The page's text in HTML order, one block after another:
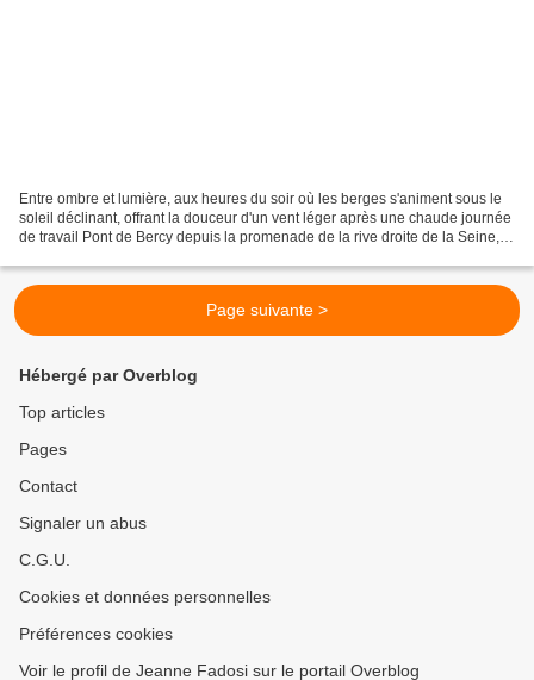
Entre ombre et lumière, aux heures du soir où les berges s'animent sous le
soleil déclinant, offrant la douceur d'un vent léger après une chaude journée
de travail Pont de Bercy depuis la promenade de la rive droite de la Seine,
Page suivante >
Hébergé par Overblog
Top articles
Pages
Contact
Signaler un abus
C.G.U.
Cookies et données personnelles
Préférences cookies
Voir le profil de Jeanne Fadosi sur le portail Overblog